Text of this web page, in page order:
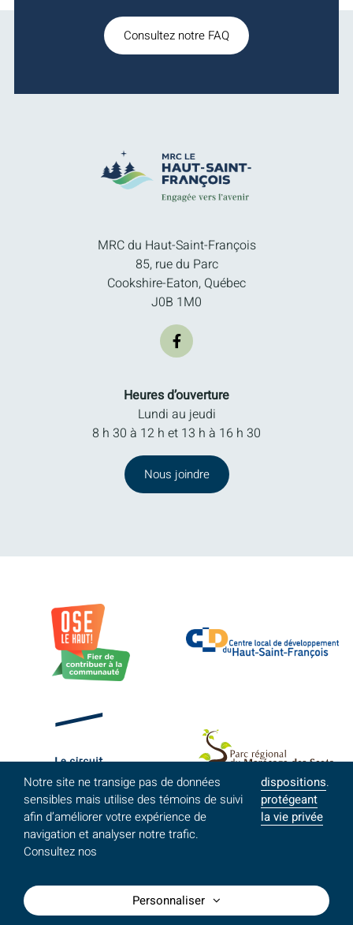
Consultez notre FAQ
MRC du Haut-Saint-François
85, rue du Parc
Cookshire-Eaton, Québec
J0B 1M0
Heures d’ouverture
Lundi au jeudi
8 h 30 à 12 h et 13 h à 16 h 30
Nous joindre
Notre site ne transige pas de données
sensibles mais utilise des témoins de suivi
afin d’améliorer votre expérience de
navigation et analyser notre trafic.
Consultez nos
dispositions
protégeant
la vie privée
.
Personnaliser